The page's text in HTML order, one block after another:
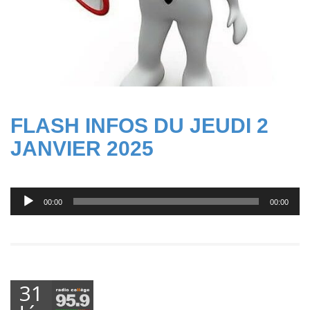
FLASH INFOS DU JEUDI 2
JANVIER 2025
Lecteur
audio
00:00 00:00
31